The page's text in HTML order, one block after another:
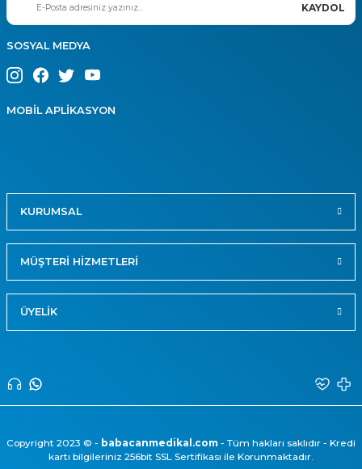
KAYDOL
SOSYAL MEDYA
MOBİL APLİKASYON
KURUMSAL
MÜŞTERİ HİZMETLERİ
ÜYELİK
Copyright 2023 © - babacanmedikal.com - Tüm hakları saklıdır - Kredi
kartı bilgileriniz 256bit SSL Sertifikası ile Korunmaktadır.